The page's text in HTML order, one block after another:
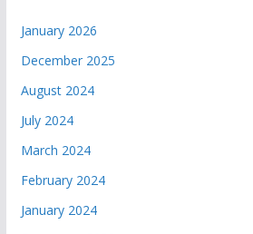
January 2026
December 2025
August 2024
July 2024
March 2024
February 2024
January 2024